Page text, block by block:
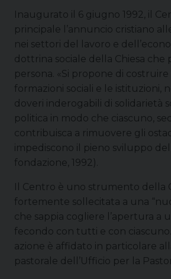
Inaugurato il 6 giugno 1992, il
principale l’annuncio cristiano
nei settori del lavoro e
dottrina sociale della Chiesa che
persona. «Si propone di
formazioni sociali e le istituzioni,
doveri inderogabili di solidarietà
politica in modo che ciascuno,
contribuisca a rimuovere gli
impediscono il pieno sviluppo
fondazione, 1992).
Il Centro è uno strumento della
fortemente sollecitata a una
che sappia cogliere l’apertura a
fecondo con tutti e con
azione è affidato in particolare
pastorale dell’Ufficio per la